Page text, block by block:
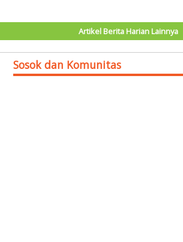
Artikel Berita Harian Lainnya
Sosok dan Komunitas